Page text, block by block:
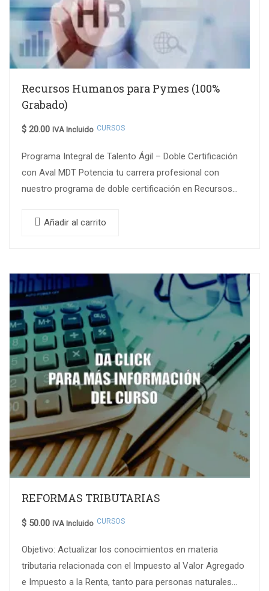
Recursos Humanos para Pymes (100%
Grabado)
$ 20.00 IVA Incluido CURSOS
Programa Integral de Talento Ágil – Doble Certificación
con Aval MDT Potencia tu carrera profesional con
nuestro programa de doble certificación en Recursos
Añadir al carrito
REFORMAS TRIBUTARIAS
$ 50.00 IVA Incluido CURSOS
Objetivo: Actualizar los conocimientos en materia
tributaria relacionada con el Impuesto al Valor Agregado
e Impuesto a la Renta, tanto para personas naturales